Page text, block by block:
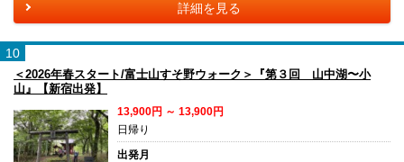
詳細を見る
10
＜2026年春スタート/富士山すそ野ウォーク＞『第３回 山中湖〜小
山』【新宿出発】
13,900円 ～ 13,900円
日帰り
出発月